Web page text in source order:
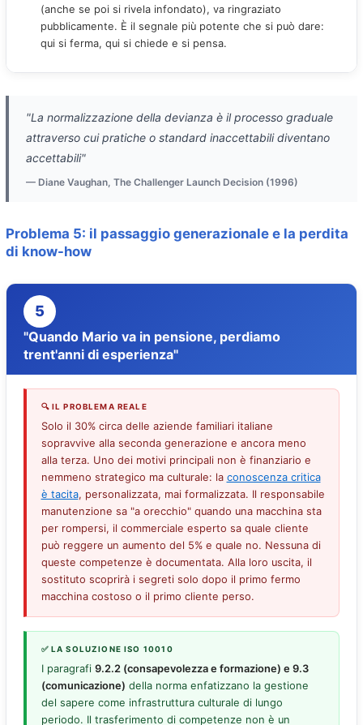
(anche se poi si rivela infondato), va ringraziato
pubblicamente. È il segnale più potente che si può dare:
qui si ferma, qui si chiede e si pensa.
"La normalizzazione della devianza è il processo graduale
attraverso cui pratiche o standard inaccettabili diventano
accettabili"
— Diane Vaughan, The Challenger Launch Decision (1996)
Problema 5: il passaggio generazionale e la perdita
di know-how
5
"Quando Mario va in pensione, perdiamo
trent'anni di esperienza"
🔍 IL PROBLEMA REALE
Solo il 30% circa delle aziende familiari italiane
sopravvive alla seconda generazione e ancora meno
alla terza. Uno dei motivi principali non è finanziario e
nemmeno strategico ma culturale: la conoscenza critica
è tacita, personalizzata, mai formalizzata. Il responsabile
manutenzione sa "a orecchio" quando una macchina sta
per rompersi, il commerciale esperto sa quale cliente
può reggere un aumento del 5% e quale no. Nessuna di
queste competenze è documentata. Alla loro uscita, il
sostituto scoprirà i segreti solo dopo il primo fermo
macchina costoso o il primo cliente perso.
✅ LA SOLUZIONE ISO 10010
I paragrafi 9.2.2 (consapevolezza e formazione) e 9.3
(comunicazione) della norma enfatizzano la gestione
del sapere come infrastruttura culturale di lungo
periodo. Il trasferimento di competenze non è un